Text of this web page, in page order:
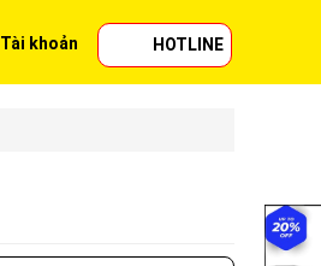
Tài khoản HOTLINE